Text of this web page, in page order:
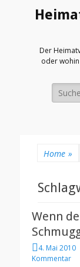
Der
oder wohin
Suche
nach:
Home »
Wenn
P
o
4. Mai 2010
Kommentar